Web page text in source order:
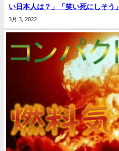
い日本人は？」「笑い死にしそう」
3月 3, 2022